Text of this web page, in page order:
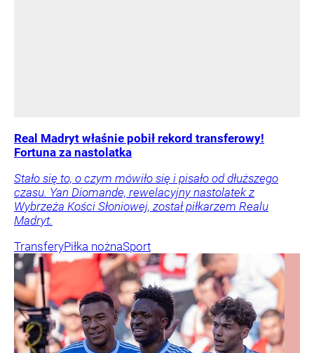
Real Madryt właśnie pobił rekord transferowy!
Fortuna za nastolatka
Stało się to, o czym mówiło się i pisało od dłuższego
czasu. Yan Diomande, rewelacyjny nastolatek z
Wybrzeża Kości Słoniowej, został piłkarzem Realu
Madryt.
TransferyPiłka nożnaSport